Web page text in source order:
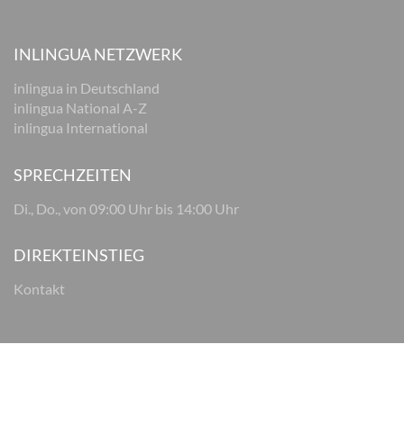
INLINGUA NETZWERK
inlingua in Deutschland
inlingua National A-Z
inlingua International
SPRECHZEITEN
Di., Do., von 09:00 Uhr bis 14:00 Uhr
DIREKTEINSTIEG
Kontakt